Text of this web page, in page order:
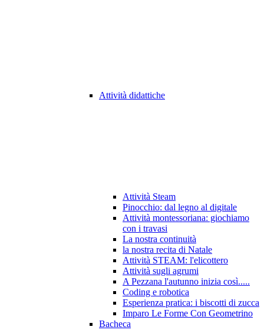
Attività didattiche
Attività Steam
Pinocchio: dal legno al digitale
Attività montessoriana: giochiamo
con i travasi
La nostra continuità
la nostra recita di Natale
Attività STEAM: l'elicottero
Attività sugli agrumi
A Pezzana l'autunno inizia così.....
Coding e robotica
Esperienza pratica: i biscotti di zucca
Imparo Le Forme Con Geometrino
Bacheca